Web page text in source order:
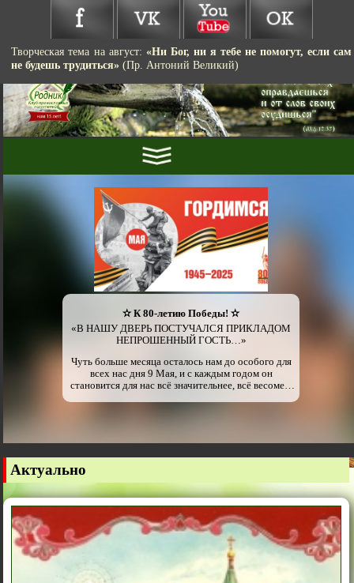
Творческая тема на август: «Ни Бог, ни я тебе не помогут, если сам
не будешь трудиться»(Пр. Антоний Великий)
✫ К 80-летию Победы! ✫
«В НАШУ ДВЕРЬ ПОСТУЧАЛСЯ ПРИКЛАДОМ
НЕПРОШЕННЫЙ ГОСТЬ…»
Чуть больше месяца осталось нам до особого для
всех нас дня 9 Мая, и с каждым годом он
становится для нас всё значительнее, всё весомее,
которому мы можем ходить свободно по родной
земле, дышать родным воздухом, пахать и сеять,
мечтать и строить… День-память, день-рубикон,
день-жизнь.
Актуально